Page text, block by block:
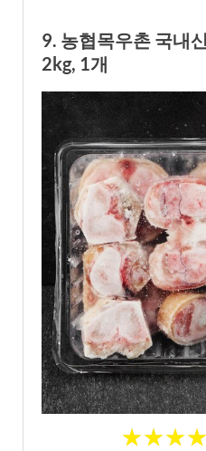
9. 농협목우촌 국내
2kg, 1개
★★★★
★★★★